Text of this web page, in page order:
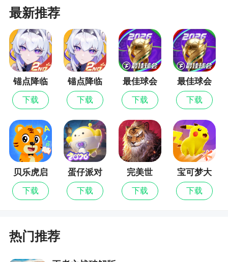
恋(第五个成语)”。有时 效果会意想不到的搞笑。(有
一次那人写的是七上八下，还正好是第三个成语。)
游戏特色
1、游戏的设计非常的具有教育意义，玩家在娱
乐同时还可以学习
2、速度奖励，考验你的思维敏捷和操作速度
3、难度升级的瞬间，你学会不少的东西，让我
们开心的进行玩耍了
4、关卡的精心设计是设计者对玩家的不断考
核，学以致用
最新推荐
锚点降临
下载
锚点降临
九游版
下载
最佳球会
最新版
下载
最佳球会
下载
贝乐虎启
蒙
下载
蛋仔派对
下载
完美世
界：诸神
之战
下载
宝可梦大
集结
下载
热门推荐